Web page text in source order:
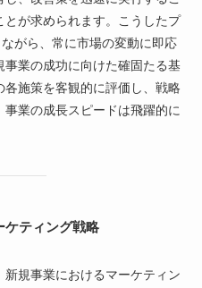
が求められます。こうしたプ
がら、常に市場の変動に即応
事業の成功に向けた確固たる基
施策を客観的に評価し、戦略
業の成長スピードは飛躍的に
ケティング戦略
規事業におけるマーケティン